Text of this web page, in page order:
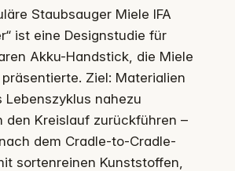
Staubsauger Miele IFA
ist eine Designstudie für
Akku-Handstick, die Miele
präsentierte. Ziel: Materialien
Lebenszyklus nahezu
den Kreislauf zurückführen –
dem Cradle-to-Cradle-
sortenreinen Kunststoffen,